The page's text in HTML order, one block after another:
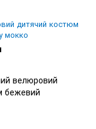
дитячий костюм
мокко